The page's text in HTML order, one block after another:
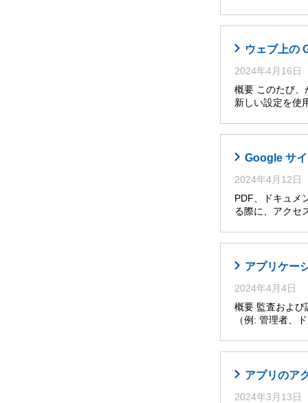
ウェブ上の
2024年4月16日
概要 このたび、
新しい設定を使
Google サ
2024年4月12日
PDF、ドキュメ
る際に、アクセ
アプリケー
2024年4月4日
概要 監査および
（例: 管理者、
アプリのア
2024年3月13日